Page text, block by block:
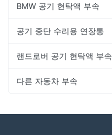
BMW 공기 현탁액 부속
공기 중단 수리용 연장통
랜드로버 공기 현탁액 부속
다른 자동차 부속